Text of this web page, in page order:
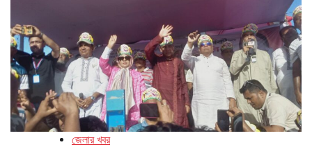
জেলার খবর